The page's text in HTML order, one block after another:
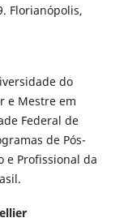
Florianópolis,
do
e Mestre em
Federal de
de Pós-
e Profissional da